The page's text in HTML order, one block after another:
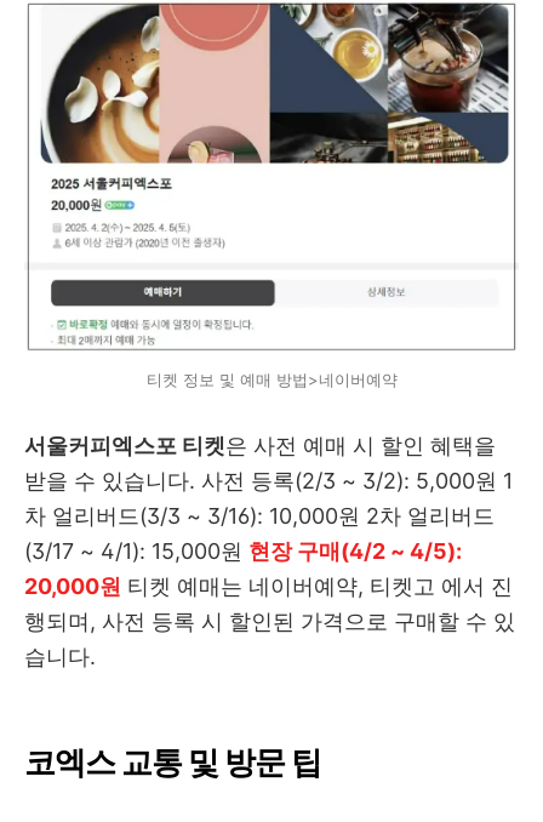
티켓 정보 및 예매 방법>네이버예약
서울커피엑스포 티켓은 사전 예매 시 할인 혜택을
받을 수 있습니다. 사전 등록(2/3 ~ 3/2): 5,000원 1
차 얼리버드(3/3 ~ 3/16): 10,000원 2차 얼리버드
(3/17 ~ 4/1): 15,000원 현장 구매(4/2 ~ 4/5):
20,000원 티켓 예매는 네이버예약, 티켓고 에서 진
행되며, 사전 등록 시 할인된 가격으로 구매할 수 있
습니다.
코엑스 교통 및 방문 팁